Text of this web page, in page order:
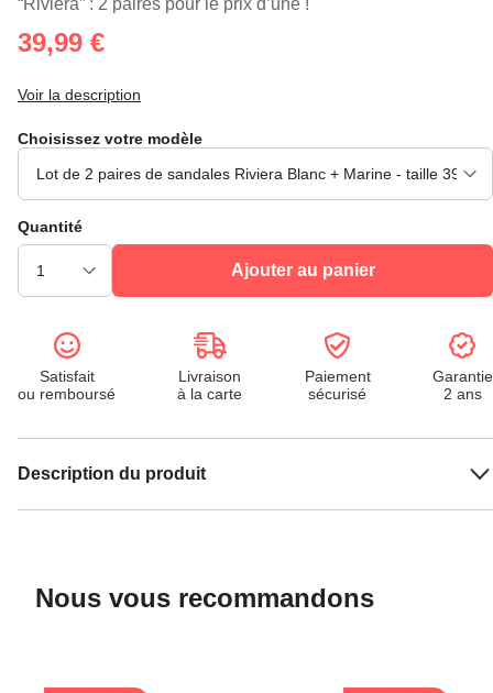
“Riviera” : 2 paires pour le prix d’une !
39,99 €
Voir la description
Choisissez votre modèle
Quantité
Ajouter au panier
Satisfait
ou remboursé
Livraison
à la carte
Paiement
sécurisé
Garantie
2 ans
Description du produit
Nous vous recommandons